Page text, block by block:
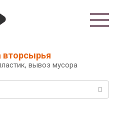
вторсырья
вывоз мусора